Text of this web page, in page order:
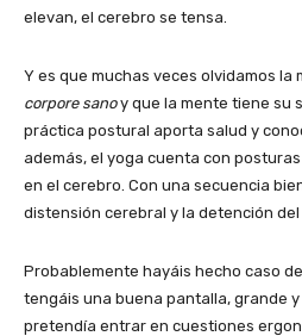
elevan, el cerebro se tensa.
Y es que muchas veces olvidamos la
corpore sanoy que la mente tiene su
práctica postural aporta salud y
además, el yoga cuenta con
en el cerebro. Con una secuencia
distensión cerebral y la detención
Probablemente hayáis hecho caso
tengáis una buena pantalla, grande
pretendía entrar en cuestiones